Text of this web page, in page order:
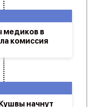
начнут
медиков в
комиссия